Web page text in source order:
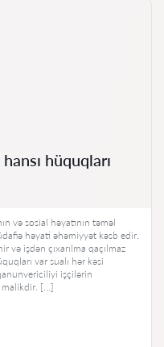
hüquqları
və sosial həyatının təməl
həyati əhəmiyyət kəsb edir.
və işdən çıxarılma qaçılmaz
var sualı hər kəsi
işçilərin
malikdir. […]